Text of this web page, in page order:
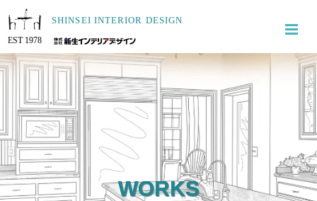
EST 1978
SHINSEI INTERIOR DESIGN
WORKS